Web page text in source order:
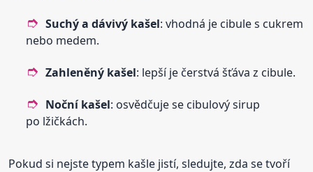
Suchý adávivý kašel: vhodná je cibule s cukrem
nebo medem.
Zahleněný kašel: lepší je čerstvá šťáva z cibule.
Nočníkašel: osvědčuje se cibulový sirup
po lžičkách.
Pokud si nejste typem kašle jistí, sledujte, zda se tvoří